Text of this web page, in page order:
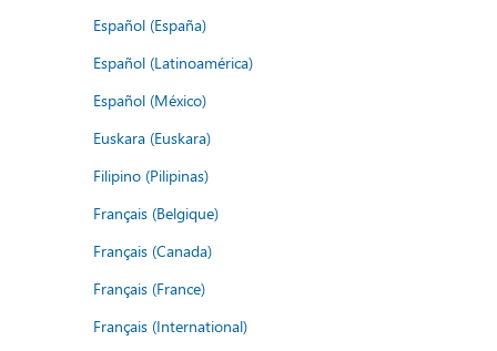
Español (España)
Español (Latinoamérica)
Español (México)
Euskara (Euskara)
Filipino (Pilipinas)
Français (Belgique)
Français (Canada)
Français (France)
Français (International)